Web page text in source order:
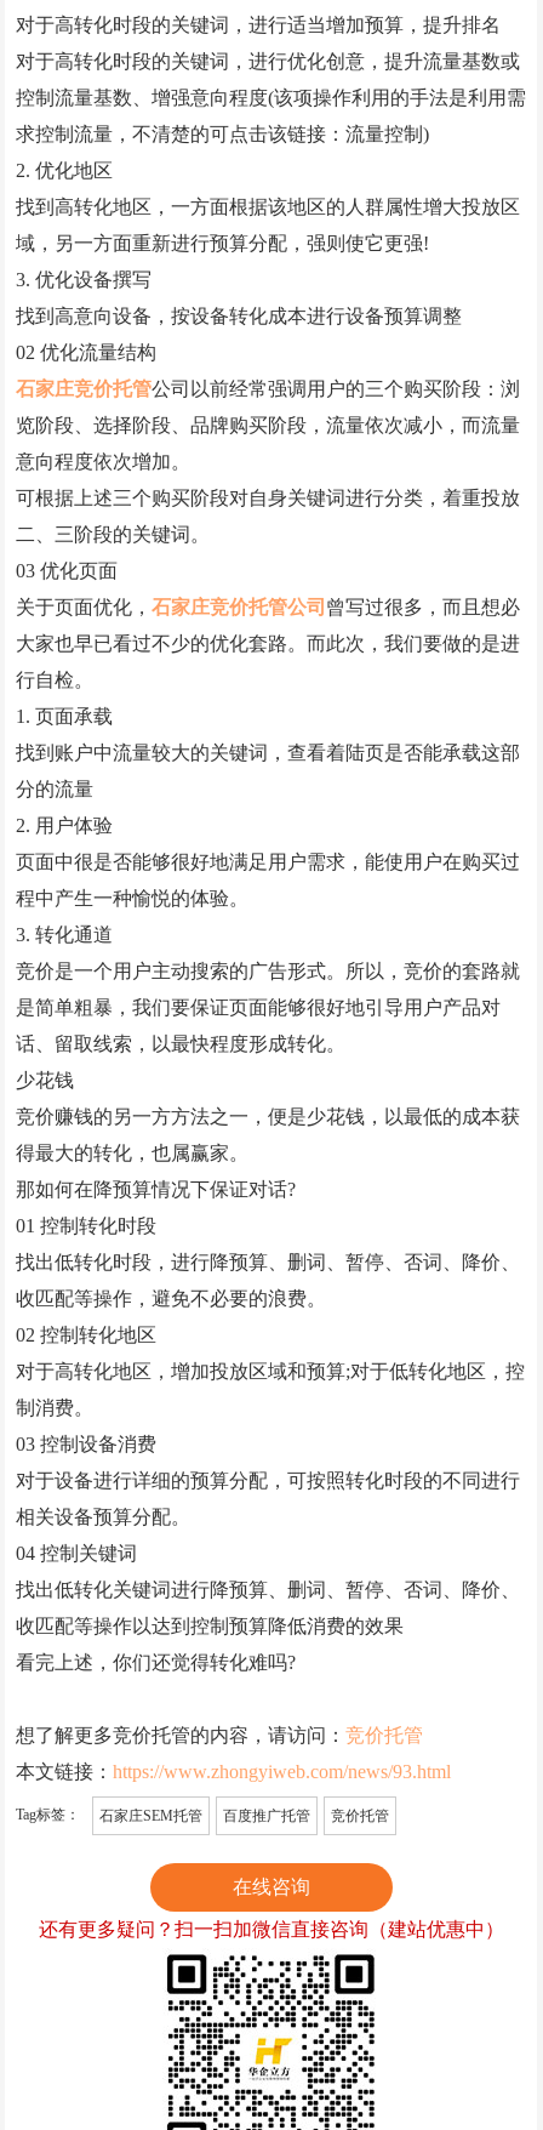
抖音代运营
外贸建站营销
联系我们
对于高转化时段的关键词，进行适当增加预算，提升排名
对于高转化时段的关键词，进行优化创意，提升流量基数或
控制流量基数、增强意向程度(该项操作利用的手法是利用需
求控制流量，不清楚的可点击该链接：流量控制)
2. 优化地区
找到高转化地区，一方面根据该地区的人群属性增大投放区
域，另一方面重新进行预算分配，强则使它更强!
3. 优化设备撰写
找到高意向设备，按设备转化成本进行设备预算调整
02 优化流量结构
石家庄竞价托管公司以前经常强调用户的三个购买阶段：浏
览阶段、选择阶段、品牌购买阶段，流量依次减小，而流量
意向程度依次增加。
可根据上述三个购买阶段对自身关键词进行分类，着重投放
二、三阶段的关键词。
03 优化页面
关于页面优化，石家庄竞价托管公司 曾写过很多，而且想必
大家也早已看过不少的优化套路。而此次，我们要做的是进
行自检。
1. 页面承载
找到账户中流量较大的关键词，查看着陆页是否能承载这部
分的流量
2. 用户体验
页面中很是否能够很好地满足用户需求，能使用户在购买过
程中产生一种愉悦的体验。
3. 转化通道
竞价是一个用户主动搜索的广告形式。所以，竞价的套路就
是简单粗暴，我们要保证页面能够很好地引导用户产品对
话、留取线索，以最快程度形成转化。
少花钱
竞价赚钱的另一方方法之一，便是少花钱，以最低的成本获
得最大的转化，也属赢家。
那如何在降预算情况下保证对话?
01 控制转化时段
找出低转化时段，进行降预算、删词、暂停、否词、降价、
收匹配等操作，避免不必要的浪费。
02 控制转化地区
对于高转化地区，增加投放区域和预算;对于低转化地区，控
制消费。
03 控制设备消费
对于设备进行详细的预算分配，可按照转化时段的不同进行
相关设备预算分配。
04 控制关键词
找出低转化关键词进行降预算、删词、暂停、否词、降价、
收匹配等操作以达到控制预算降低消费的效果
看完上述，你们还觉得转化难吗?
想了解更多竞价托管的内容，请访问：竞价托管
本文链接：https://www.zhongyiweb.com/news/93.html
Tag标签： 石家庄SEM托管 百度推广托管 竞价托管
在线咨询
还有更多疑问？扫一扫加微信直接咨询（建站优惠中）